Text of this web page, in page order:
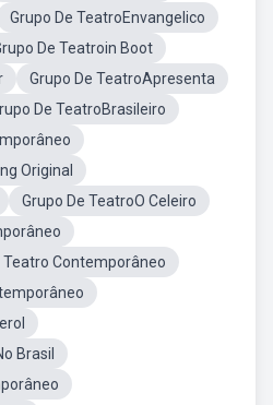
Grupo De TeatroEnvangelico
De Teatroin Boot
Grupo De TeatroApresenta
De TeatroBrasileiro
Original
Grupo De TeatroO Celeiro
Contemporâneo
Brasil